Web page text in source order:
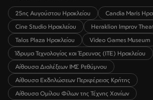
25ης Αυγούστου Ηρακλείου
Candia Maris
Cine Studio Ηρακλείου
Heraklion Improv
Talos Plaza Ηρακλείου
Video Games Museum
Ίδρυμα Τεχνολογίας και Έρευνας (ΙΤΕ) Ηρακλείου
Αίθουσα Διαλέξεων ΙΜΣ Ρεθύμνου
Αίθουσα Εκδηλώσεων Περιφέρειας Κρήτης
Αίθουσα Ομίλου Φίλων της Τέχνης Χανίων